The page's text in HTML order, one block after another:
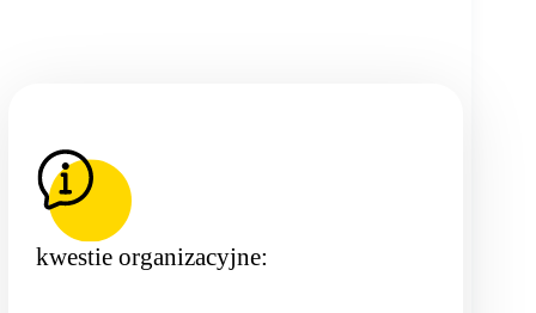
kwestie organizacyjne: